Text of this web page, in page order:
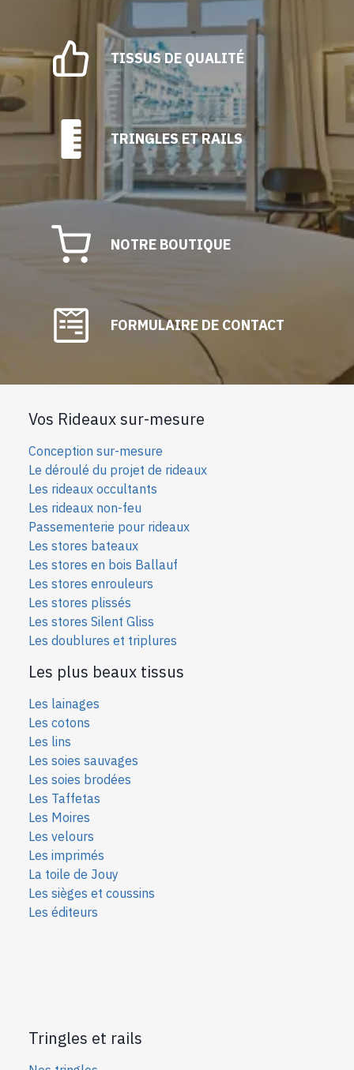
TISSUS DE QUALITÉ
TRINGLES ET RAILS
NOTRE BOUTIQUE
FORMULAIRE DE CONTACT
Vos Rideaux sur-mesure
Conception sur-mesure
Le déroulé du projet de rideaux
Les rideaux occultants
Les rideaux non-feu
Passementerie pour rideaux
Les stores bateaux
Les stores en bois Ballauf
Les stores enrouleurs
Les stores plissés
Les stores Silent Gliss
Les doublures et triplures
Les plus beaux tissus
Les lainages
Les cotons
Les lins
Les soies sauvages
Les soies brodées
Les Taffetas
Les Moires
Les velours
Les imprimés
La toile de Jouy
Les sièges et coussins
Les éditeurs
Tringles et rails